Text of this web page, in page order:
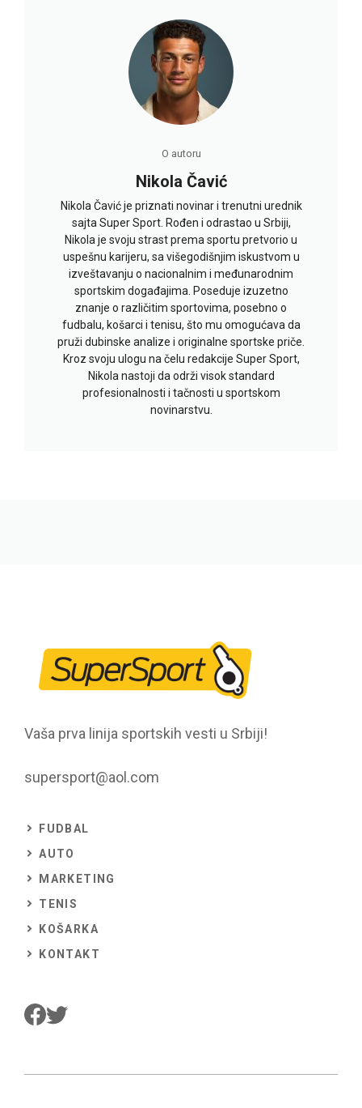
O autoru
Nikola Čavić
Nikola Čavić je priznati novinar i trenutni urednik
sajta Super Sport. Rođen i odrastao u Srbiji,
Nikola je svoju strast prema sportu pretvorio u
uspešnu karijeru, sa višegodišnjim iskustvom u
izveštavanju o nacionalnim i međunarodnim
sportskim događajima. Poseduje izuzetno
znanje o različitim sportovima, posebno o
fudbalu, košarci i tenisu, što mu omogućava da
pruži dubinske analize i originalne sportske priče.
Kroz svoju ulogu na čelu redakcije Super Sport,
Nikola nastoji da održi visok standard
profesionalnosti i tačnosti u sportskom
novinarstvu.
Vaša prva linija sportskih vesti u Srbiji!
supersport@aol.com
FUDBAL
AUTO
MARKETING
TENIS
KOŠARKA
KONTAKT